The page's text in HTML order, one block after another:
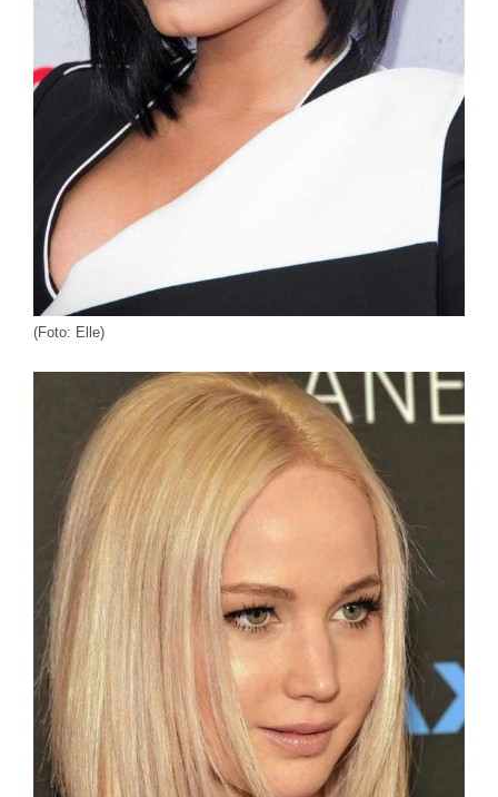
(Foto: Elle)